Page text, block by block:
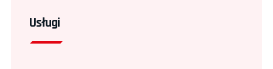
Usługi